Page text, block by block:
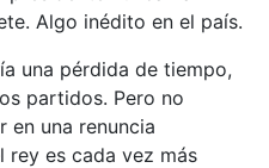
Algo inédito en el país.
una pérdida de tiempo,
partidos. Pero no
en una renuncia
rey es cada vez más